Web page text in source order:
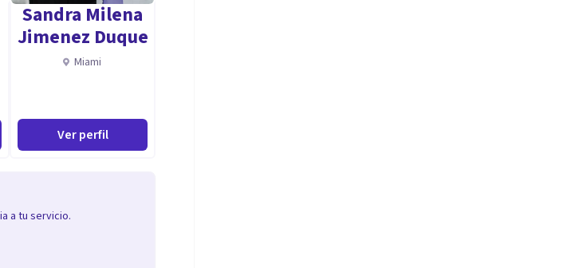
Sandra Milena
Jimenez Duque
Miami
Ver perfil
a tu servicio.